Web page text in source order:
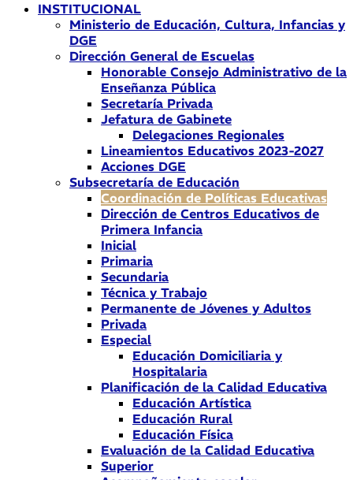
INSTITUCIONAL
Ministerio de Educación, Cultura, Infancias y
DGE
Dirección General de Escuelas
Honorable Consejo Administrativo de la
Enseñanza Pública
Secretaría Privada
Jefatura de Gabinete
Delegaciones Regionales
Lineamientos Educativos 2023-2027
Acciones DGE
Subsecretaría de Educación
Coordinación de Políticas Educativas
Dirección de Centros Educativos de
Primera Infancia
Inicial
Primaria
Secundaria
Técnica y Trabajo
Permanente de Jóvenes y Adultos
Privada
Especial
Educación Domiciliaria y
Hospitalaria
Planificación de la Calidad Educativa
Educación Artística
Educación Rural
Educación Física
Evaluación de la Calidad Educativa
Superior